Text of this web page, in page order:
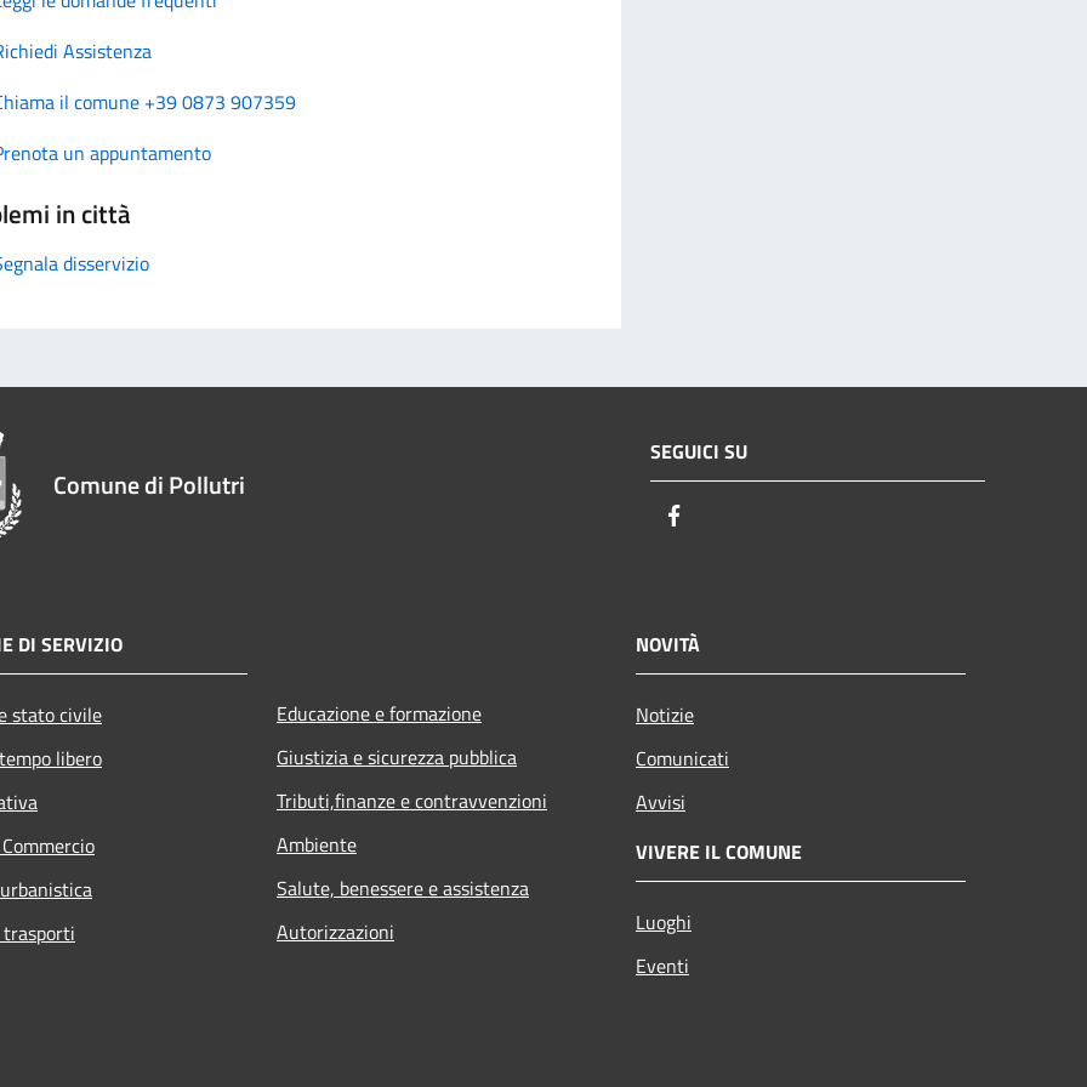
Assistenza
il comune +39 0873 907359
un appuntamento
in città
disservizio
Comune di Pollutri
SEGUICI SU
DI SERVIZIO
stato civile
libero
Educazione e formazione
Giustizia e sicurezza pubblica
Tributi,finanze e contravvenzioni
Ambiente
Salute, benessere e assistenza
Autorizzazioni
NOVITÀ
Notizie
Comunicati
Avvisi
VIVERE IL COMUNE
Luoghi
Eventi